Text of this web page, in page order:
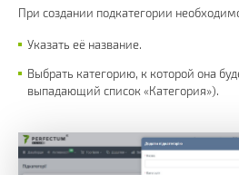
При создании подкатегории
Указать её название.
Выбрать категорию, к которой она
выпадающий список «Категория»).